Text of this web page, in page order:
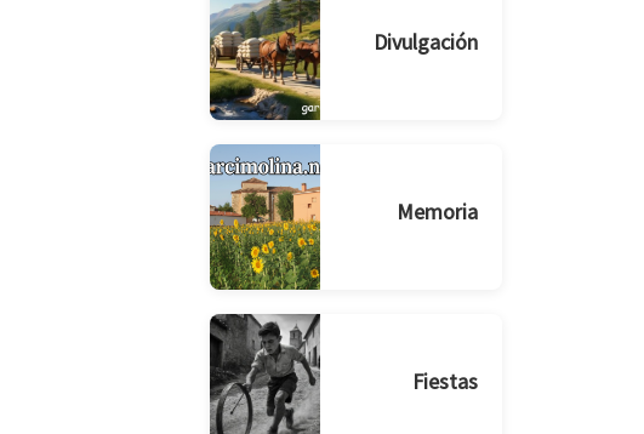
Divulgación
Memoria
Fiestas